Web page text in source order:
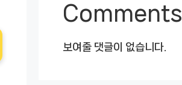
Comments
보여줄 댓글이 없습니다.